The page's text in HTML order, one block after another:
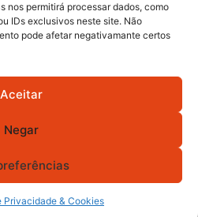
nos permitirá processar dados, como
IDs exclusivos neste site. Não
pode afetar negativamante certos
Aceitar
Negar
Privacidade & Cookies
ADERIR
direitos reservados.